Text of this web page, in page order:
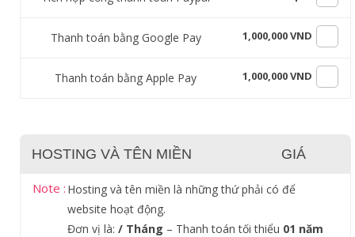
Thanh toán bằng Google Pay 1,000,000 VND
Thanh toán bằng Apple Pay 1,000,000 VND
HOSTING VÀ TÊN MIỀN GIÁ
Note : Hosting và tên miền là những thứ phải có để
website hoạt động.
Đơn vị là: / Tháng – Thanh toán tối thiểu 01 năm